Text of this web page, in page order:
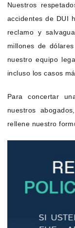
Nuestros
accidentes de DUI
reclamo y
millones de
nuestro equipo
incluso los casos
Para concertar
nuestros
rellene nuestro